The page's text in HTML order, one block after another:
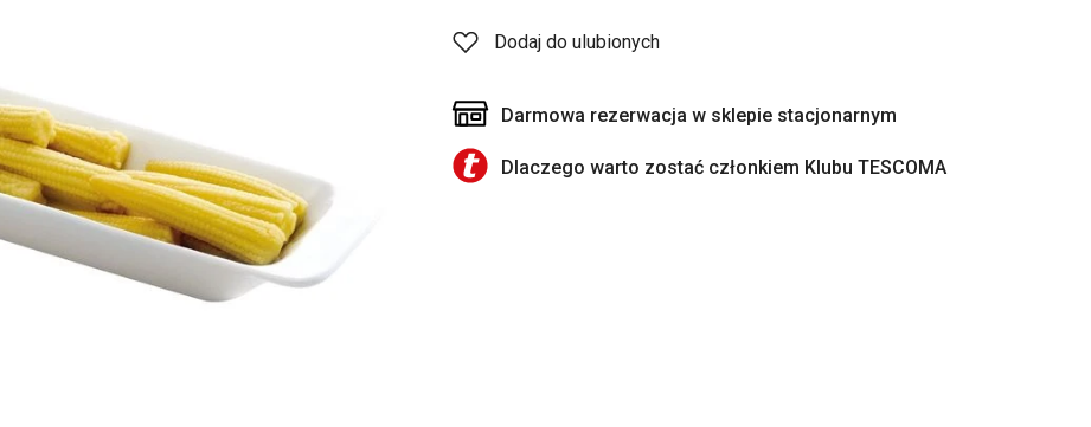
Dodaj do ulubionych
Darmowa rezerwacja w sklepie stacjonarnym
Dlaczego warto zostać członkiem Klubu TESCOMA